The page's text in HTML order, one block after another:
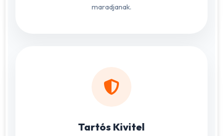
maradjanak.
Tartós Kivitel